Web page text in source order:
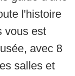
l'histoire
vous est
avec 8
salles et